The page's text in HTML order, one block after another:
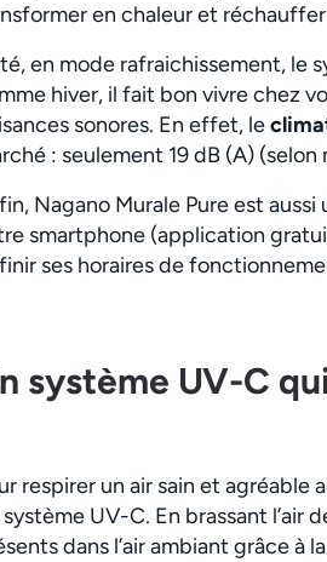
en chaleur et réchauffer
en mode rafraichissement, le
hiver, il fait bon vivre chez
sonores. En effet, le
: seulement 19 dB (A) (selon
Nagano Murale Pure est
smartphone (application
ses horaires de
système UV-C
respirer un air sain et agréable
UV-C. En brassant
dans l’air ambiant grâce à